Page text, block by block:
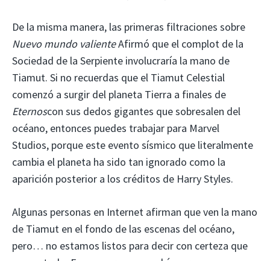
De la misma manera, las primeras filtraciones sobre
Nuevo mundo valienteAfirmó que el complot de la
Sociedad de la Serpiente involucraría la mano de
Tiamut. Si no recuerdas que el Tiamut Celestial
comenzó a surgir del planeta Tierra a finales de
Eternoscon sus dedos gigantes que sobresalen del
océano, entonces puedes trabajar para Marvel
Studios, porque este evento sísmico que literalmente
cambia el planeta ha sido tan ignorado como la
aparición posterior a los créditos de Harry Styles.
Algunas personas en Internet afirman que ven la mano
de Tiamut en el fondo de las escenas del océano,
pero… no estamos listos para decir con certeza que